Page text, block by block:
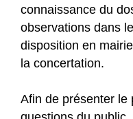
connaissance du
observations dans
disposition en
la concertation.
Afin de présenter le